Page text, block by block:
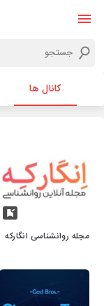
کانال ها
مجله روانشناسی انگارکه